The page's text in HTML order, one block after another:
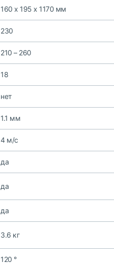
160 x 195 x 1170 мм
230
210 – 260
18
нет
1.1 мм
4 м/с
да
да
да
3.6 кг
120 °